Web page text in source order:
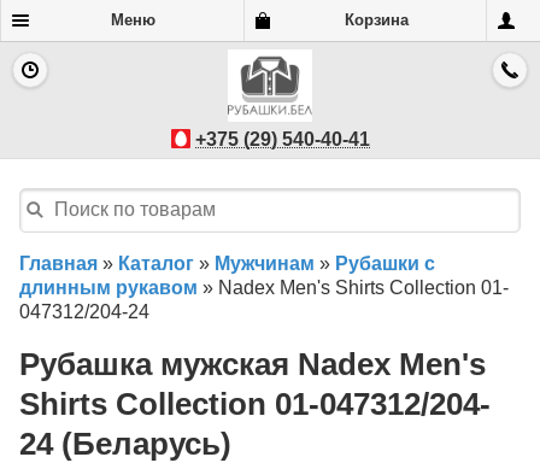
Меню Корзина
+375 (29) 540-40-41
Главная » Каталог » Мужчинам » Рубашки с
длинным рукавом » Nadex Men's Shirts Collection 01-
047312/204-24
Рубашка мужская Nadex Men's
Shirts Collection 01-047312/204-
24 (Беларусь)